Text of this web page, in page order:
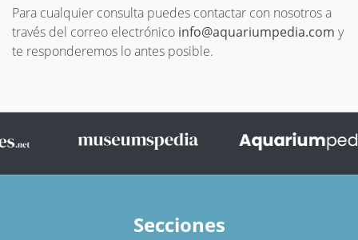
Para cualquier consulta puedes contactar con nosotros a
través del correo electrónico info@aquariumpedia.com y
te responderemos lo antes posible.
Secciones